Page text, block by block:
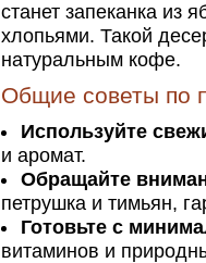
станет запеканка из
хлопьями. Такой
натуральным кофе.
Общие советы по
Используйте
и аромат.
Обращайте
петрушка и тимьян,
Готовьте с
витаминов и